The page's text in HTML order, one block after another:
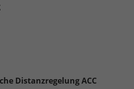
Distanzregelung ACC